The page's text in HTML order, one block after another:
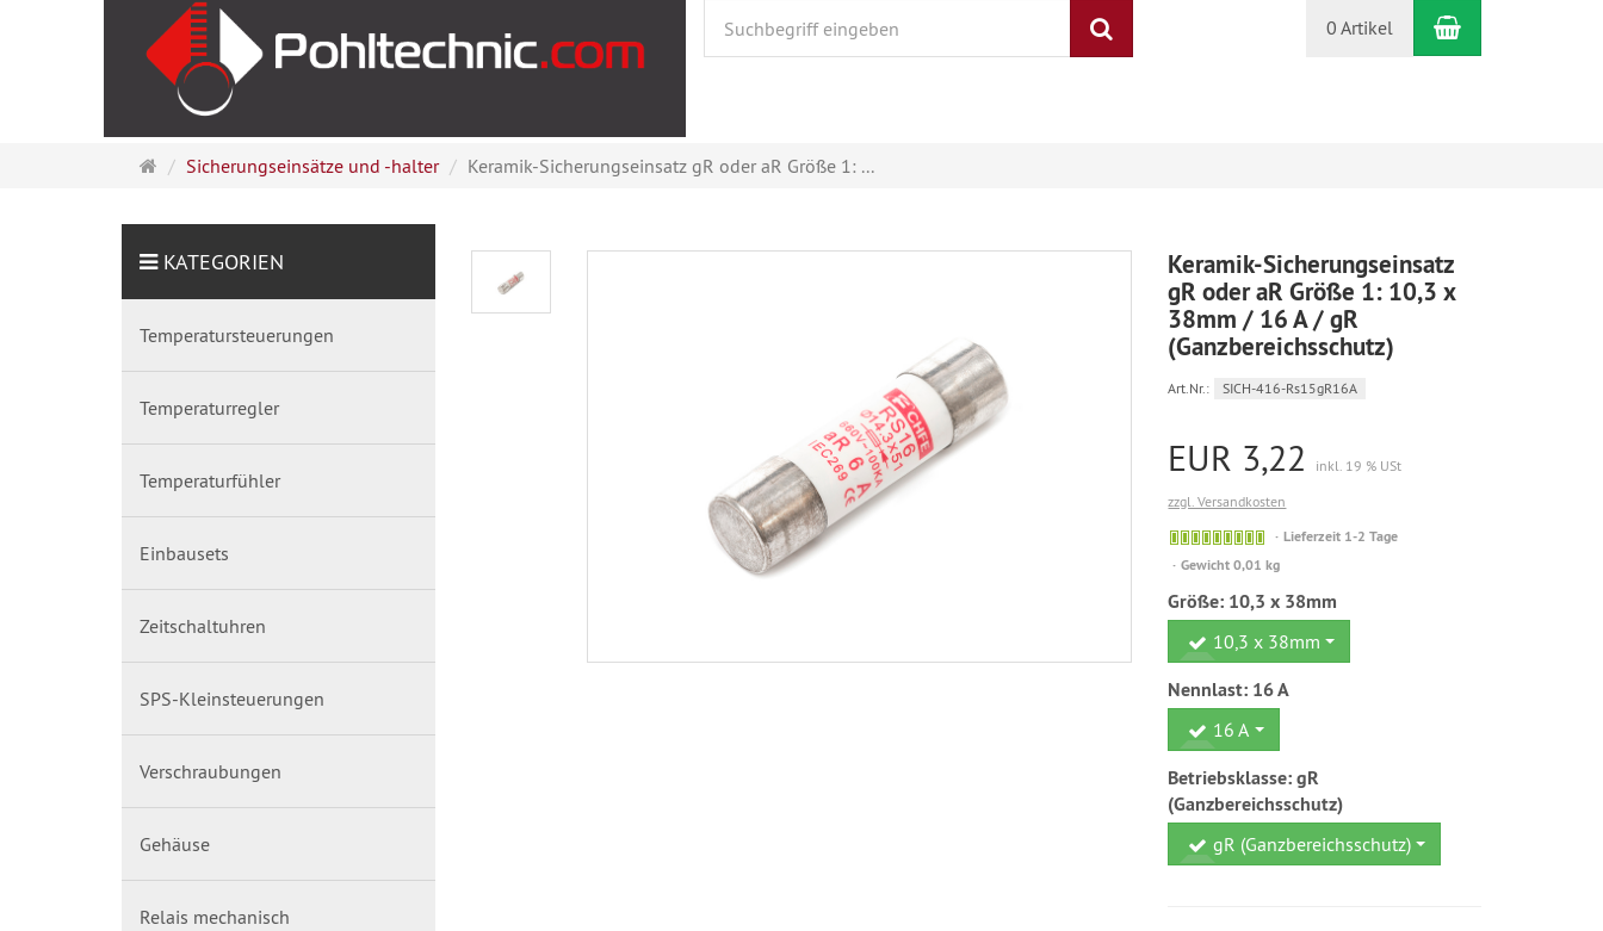
0 Artikel Warenkorb
Startseite
Sicherungseinsätze und -halter Keramik-Sicherungseinsatz gR oder aR Größe 1: ...
Keramik-Sicherungseinsatz
gR oder aR Größe 1: 10,3 x
38mm / 16 A / gR
(Ganzbereichsschutz)
Art.Nr.: SICH-416-Rs15gR16A
EUR 3,22
inkl. 19 % USt
zzgl. Versandkosten
Sofort
versandfähig,
ausreichende
Stückzahl
Lieferzeit 1-2 Tage
Gewicht 0,01 kg
Größe: 10,3 x 38mm
10,3 x 38mm
Nennlast: 16 A
16 A
Betriebsklasse:gR
(Ganzbereichsschutz)
gR (Ganzbereichsschutz)
KATEGORIEN
Temperatursteuerungen
Temperaturregler
Temperaturfühler
Einbausets
Zeitschaltuhren
SPS-Kleinsteuerungen
Verschraubungen
Gehäuse
Relais mechanisch